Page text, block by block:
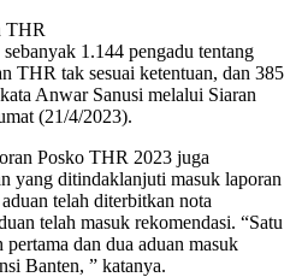
THR
1.144 pengadu tentang
THR tak sesuai ketentuan, dan 385
Anwar Sanusi melalui Siaran
(21/4/2023).
Posko THR 2023 juga
yang ditindaklanjuti masuk laporan
telah diterbitkan nota
telah masuk rekomendasi. “Satu
dan dua aduan masuk
Banten, ” katanya.